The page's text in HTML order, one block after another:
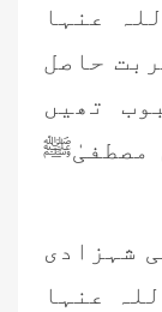
عنہا
حاصل
تھیں
مصطفیٰﷺ
شہزادی
عنہا